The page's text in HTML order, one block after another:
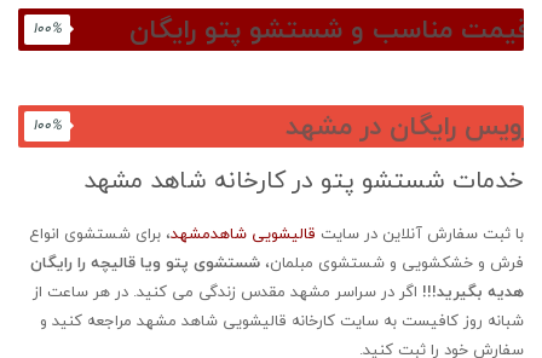
قیمت مناسب و شستشو پتو رایگان 100%
سرویس رایگان در مشهد 100%
خدمات شستشو پتو در کارخانه شاهد مشهد
با ثبت سفارش آنلاین در سایت قالیشویی شاهدمشهد، برای شستشوی انواع
فرش و خشکشویی و شستشوی مبلمان، شستشوی پتو ویا قالیچه را رایگان
هدیه بگیرید!!! اگر در سراسر مشهد مقدس زندگی می کنید. در هر ساعت از
شبانه روز کافیست به سایت کارخانه قالیشویی شاهد مشهد مراجعه کنید و
سفارش خود را ثبت کنید.